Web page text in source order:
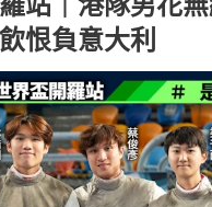
恨負意大利